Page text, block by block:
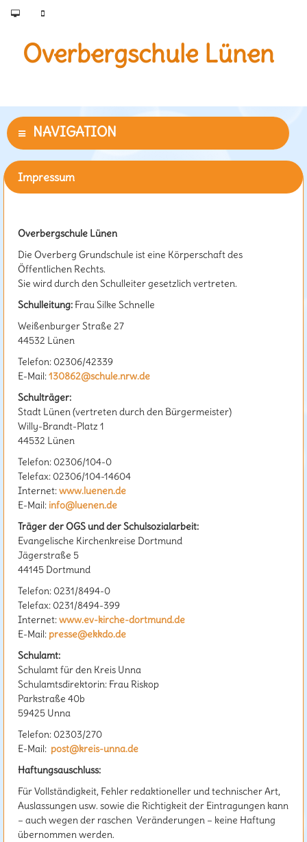
Overbergschule Lünen
Impressum
Overbergschule Lünen
Die Overberg Grundschule ist eine Körperschaft des
Öffentlichen Rechts.
Sie wird durch den Schulleiter gesetzlich vertreten.
Schulleitung:Frau Silke Schnelle
Weißenburger Straße 27
44532 Lünen
Telefon: 02306/42339
E-Mail:130862@schule.nrw.de
Schulträger:
Stadt Lünen (vertreten durch den Bürgermeister)
Willy-Brandt-Platz 1
44532 Lünen
Telefon: 02306/104-0
Telefax: 02306/104-14604
Internet:www.luenen.de
E-Mail: info@luenen.de
Träger der OGS und der Schulsozialarbeit:
Evangelische Kirchenkreise Dortmund
Jägerstraße 5
44145 Dortmund
Telefon: 0231/8494-0
Telefax: 0231/8494-399
Internet:www.ev-kirche-dortmund.de
E-Mail: presse@ekkdo.de
Schulamt:
Schulamt für den Kreis Unna
Schulamtsdirektorin: Frau Riskop
Parkstraße 40b
59425 Unna
Telefon: 02303/270
E-Mail: post@kreis-unna.de
Haftungsauschluss:
Für Vollständigkeit, Fehler redaktioneller und technischer Art,
Auslassungen usw. sowie die Richtigkeit der Eintragungen kann
– auch wegen der raschen Veränderungen – keine Haftung
übernommen werden.